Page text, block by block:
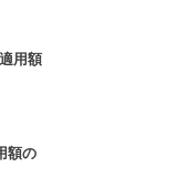
用額
額の